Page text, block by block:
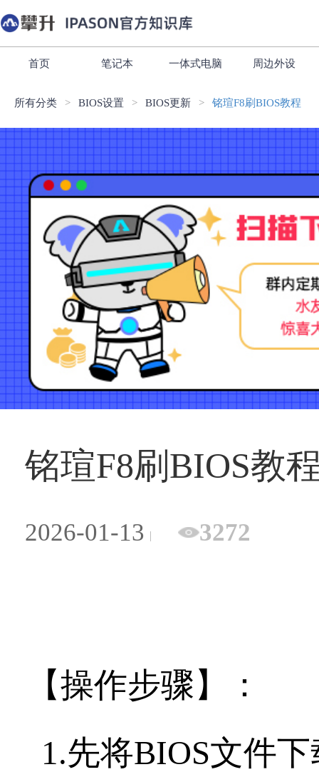
首页 笔记本 一体式电脑 周边外设
所有分类 BIOS设置 BIOS更新 铭瑄F8刷BIOS教程
铭瑄F8刷BIOS教
2026-01-13 3272
【操作步骤】：
1.先将BIOS文件